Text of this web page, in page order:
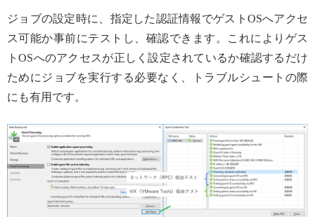
ジョブの設定時に、指定した認証情報でゲストOSへアクセ
ス可能か事前にテストし、確認できます。これによりゲス
トOSへのアクセスが正しく設定されているか確認するだけ
ためにジョブを実行する必要なく、トラブルシュートの際
にも有用です。